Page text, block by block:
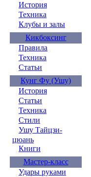
История
Техника
Клубы и залы
Кикбоксинг
Правила
Техника
Статьи
Кунг Фу (Ушу)
История
Статьи
Техника
Стили
Ушу Тайцзи-
цюань
Книги
Мастер-класс
Удары руками